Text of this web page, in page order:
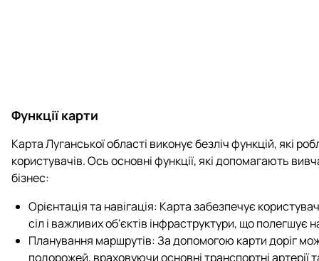
Функції карти
Карта Луганської області виконує безліч функцій, які
користувачів. Ось основні функції, які допомагають
бізнес:
Орієнтація та навігація: Карта забезпечує
сіл і важливих об'єктів інфраструктури, що полегшує
Планування маршрутів: За допомогою карти доріг
подорожей, враховуючи основні транспортні артерії